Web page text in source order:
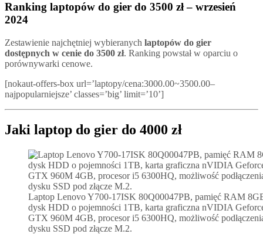
Ranking laptopów do gier do 3500 zł – wrzesień
2024
Zestawienie najchętniej wybieranych laptopów do gier
dostępnych w cenie do 3500 zł. Ranking powstał w oparciu o
porównywarki cenowe.
[nokaut-offers-box url=’laptopy/cena:3000.00~3500.00–
najpopularniejsze’ classes=’big’ limit=’10’]
Jaki laptop do gier do 4000 zł
Laptop Lenovo Y700-17ISK 80Q00047PB, pamięć RAM
dysk HDD o pojemności 1TB, karta graficzna nVIDIA
GTX 960M 4GB, procesor i5 6300HQ, możliwość
dysku SSD pod złącze M.2.